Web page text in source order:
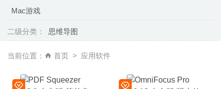
Mac游戏
二级分类： 思维导图
当前位置： 首页 应用软件
Microsoft Office 2019 16.40 中文版-微软Office办公套件
2020-08-12
Sound Grinder Pro 3.6 – 音频批量编辑转换工具
Reallusion Cartoon Animator 4.51.3511.1 中文版–专业的